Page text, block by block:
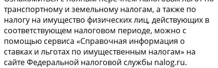
транспортному и земельному налогам, а также по
налогу на имущество физических лиц, действующих в
соответствующем налоговом периоде, можно с
помощью сервиса «Справочная информация о
ставках и льготах по имущественным налогам» на
сайте Федеральной налоговой службы nalog.ru.